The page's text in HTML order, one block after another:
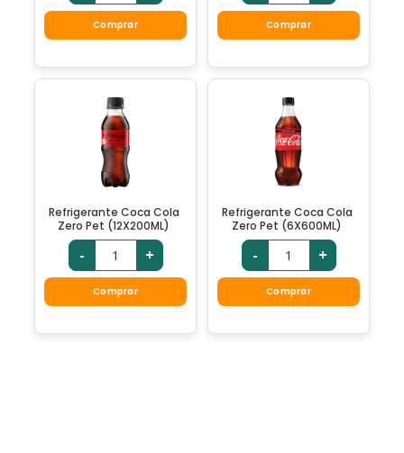
Comprar Comprar
Refrigerante Coca Cola
Zero Pet (12X200ML)
- +
Comprar
Refrigerante Coca Cola
Zero Pet (6X600ML)
- +
Comprar